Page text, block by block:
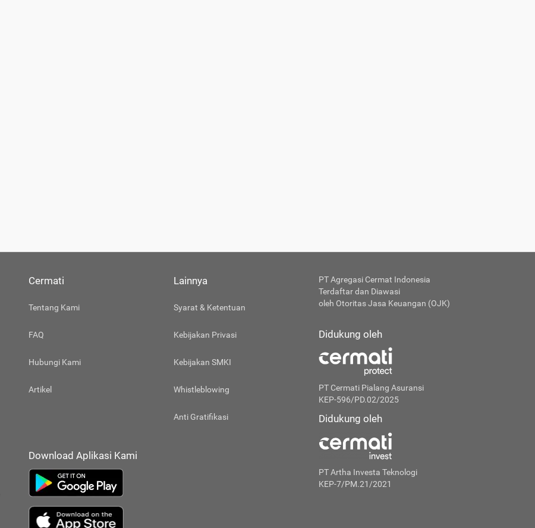
Cermati
Tentang Kami
FAQ
Hubungi Kami
Artikel
Lainnya
Syarat & Ketentuan
Kebijakan Privasi
Kebijakan SMKI
Whistleblowing
Anti Gratifikasi
Download Aplikasi Kami
PT Agregasi Cermat Indonesia
Terdaftar dan Diawasi
oleh Otoritas Jasa Keuangan (OJK)
Didukung oleh
PT Cermati Pialang Asuransi
KEP-596/PD.02/2025
Didukung oleh
PT Artha Investa Teknologi
KEP-7/PM.21/2021